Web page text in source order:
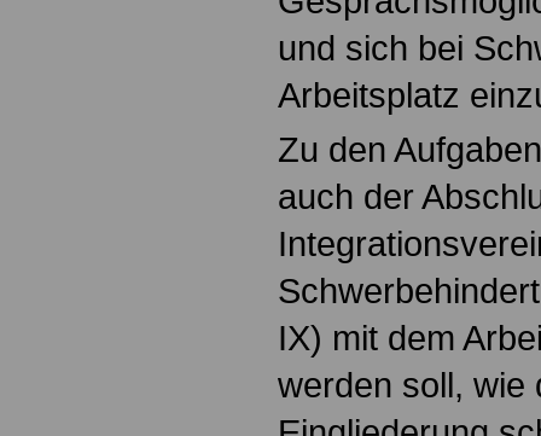
und sich bei
Arbeitsplatz
Zu den
auch der
IX) mit dem
werden soll, wie